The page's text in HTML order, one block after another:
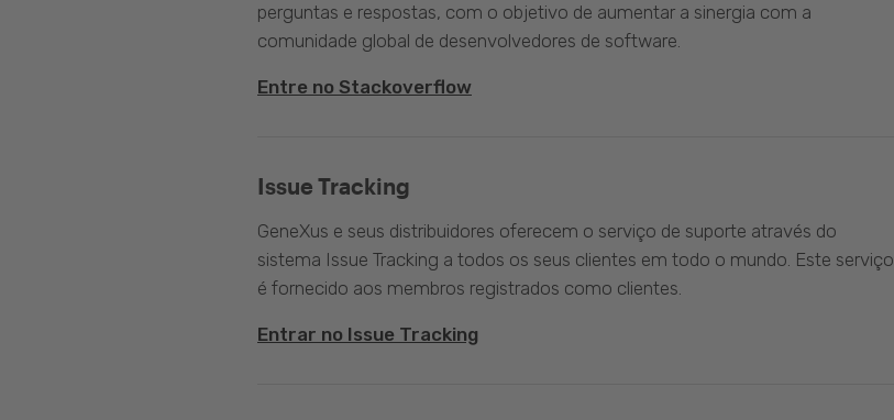
perguntas e respostas, com o objetivo de aumentar a sinergia com a
comunidade global de desenvolvedores de software.
Entre no Stackoverflow
Issue Tracking
GeneXus e seus distribuidores oferecem o serviço de suporte através do
sistema Issue Tracking a todos os seus clientes em todo o mundo. Este serviço
é fornecido aos membros registrados como clientes.
Entrar no Issue Tracking